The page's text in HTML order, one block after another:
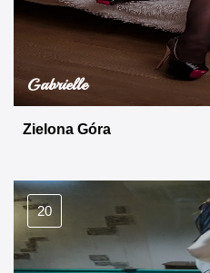
Gabrielle
Zielona Góra
20